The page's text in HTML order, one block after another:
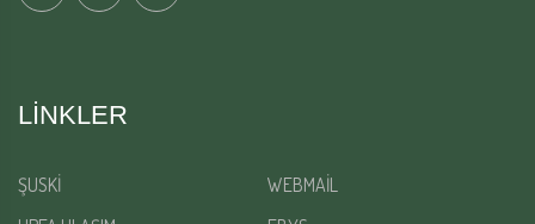
LINKLER
ŞUSKİ
WEBMAİL